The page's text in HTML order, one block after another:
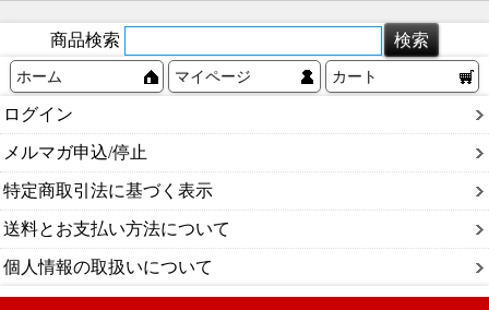
商品検索
ホーム マイページ カート
ログイン
メルマガ申込/停止
特定商取引法に基づく表示
送料とお支払い方法について
個人情報の取扱いについて